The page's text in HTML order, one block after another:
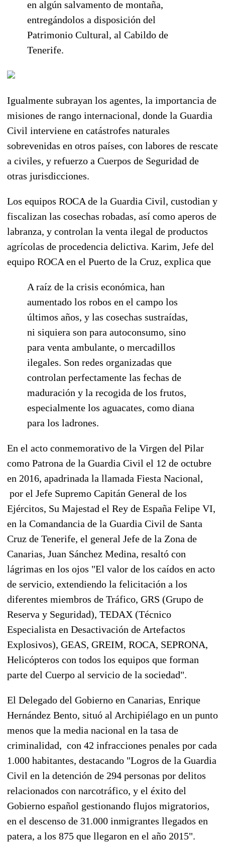
en algún salvamento de montaña,
entregándolos a disposición del
Patrimonio Cultural, al Cabildo de
Tenerife.
Igualmente subrayan los agentes, la importancia de
misiones de rango internacional, donde la Guardia
Civil interviene en catástrofes naturales
sobrevenidas en otros países, con labores de rescate
a civiles, y refuerzo a Cuerpos de Seguridad de
otras jurisdicciones.
Los equipos ROCA de la Guardia Civil, custodian y
fiscalizan las cosechas robadas, así como aperos de
labranza, y controlan la venta ilegal de productos
agrícolas de procedencia delictiva. Karim, Jefe del
equipo ROCA en el Puerto de la Cruz, explica que
A raíz de la crisis económica, han
aumentado los robos en el campo los
últimos años, y las cosechas sustraídas,
ni siquiera son para autoconsumo, sino
para venta ambulante, o mercadillos
ilegales. Son redes organizadas que
controlan perfectamente las fechas de
maduración y la recogida de los frutos,
especialmente los aguacates, como diana
para los ladrones.
En el acto conmemorativo de la Virgen del Pilar
como Patrona de la Guardia Civil el 12 de octubre
en 2016, apadrinada la llamada Fiesta Nacional,
por el Jefe Supremo Capitán General de los
Ejércitos, Su Majestad el Rey de España Felipe VI,
en la Comandancia de la Guardia Civil de Santa
Cruz de Tenerife, el general Jefe de la Zona de
Canarias, Juan Sánchez Medina, resaltó con
lágrimas en los ojos "El valor de los caídos en acto
de servicio, extendiendo la felicitación a los
diferentes miembros de Tráfico, GRS (Grupo de
Reserva y Seguridad), TEDAX (Técnico
Especialista en Desactivación de Artefactos
Explosivos), GEAS, GREIM, ROCA, SEPRONA,
Helicópteros con todos los equipos que forman
parte del Cuerpo al servicio de la sociedad".
El Delegado del Gobierno en Canarias, Enrique
Hernández Bento, situó al Archipiélago en un punto
menos que la media nacional en la tasa de
criminalidad, con 42 infracciones penales por cada
1.000 habitantes, destacando "Logros de la Guardia
Civil en la detención de 294 personas por delitos
relacionados con narcotráfico, y el éxito del
Gobierno español gestionando flujos migratorios,
en el descenso de 31.000 inmigrantes llegados en
patera, a los 875 que llegaron en el año 2015".